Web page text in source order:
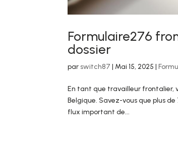
Formulaire276
dossier
par switch87 | Mai 15, 2025 |
En tant que travailleur frontalier,
Belgique. Savez-vous que plus
flux important de...